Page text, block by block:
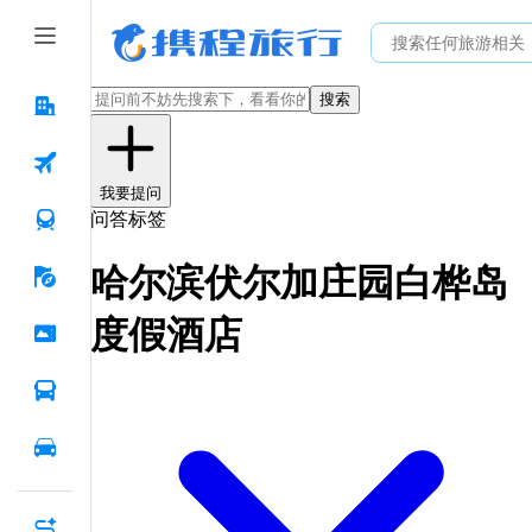
搜索
我要提问
问答标签
哈尔滨伏尔加庄园白桦岛
度假酒店